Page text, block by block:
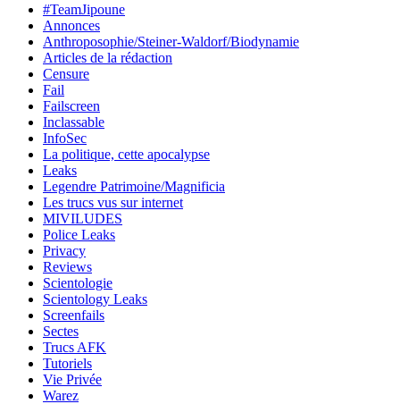
#TeamJipoune
Annonces
Anthroposophie/Steiner-Waldorf/Biodynamie
Articles de la rédaction
Censure
Fail
Failscreen
Inclassable
InfoSec
La politique, cette apocalypse
Leaks
Legendre Patrimoine/Magnificia
Les trucs vus sur internet
MIVILUDES
Police Leaks
Privacy
Reviews
Scientologie
Scientology Leaks
Screenfails
Sectes
Trucs AFK
Tutoriels
Vie Privée
Warez